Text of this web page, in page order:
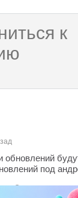
обновлений
под
Ответить